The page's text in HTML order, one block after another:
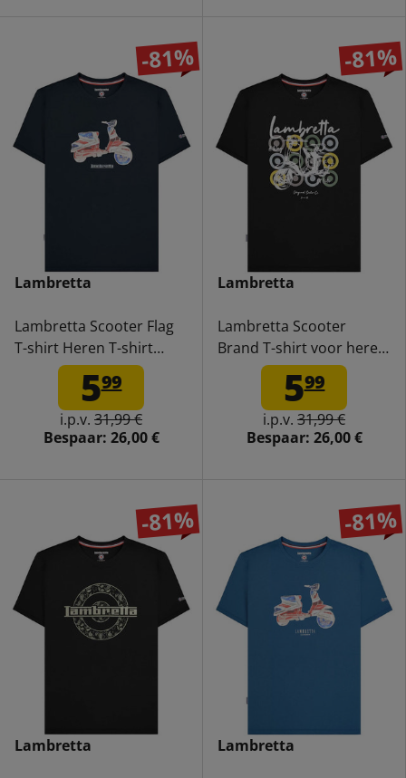
-81%
Lambretta
Lambretta Scooter Flag
T-shirt Heren T-shirt
SS1208-NVY
599
i.p.v. 31,99 €
Bespaar: 26,00 €
-81%
Lambretta
Lambretta Scooter
Brand T-shirt voor heren
SS1503-BLK599
i.p.v. 31,99 €
Bespaar: 26,00 €
-81%
Lambretta
-81%
Lambretta